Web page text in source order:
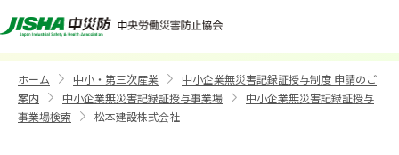
松本建設株式会社
ホーム >中小・第三次産業 >中小企業無災害記録証授与制度 申請のご
案内
>中小企業無災害記録証授与事業場 >中小企業無災害記録証授与
事業場検索
>松本建設株式会社